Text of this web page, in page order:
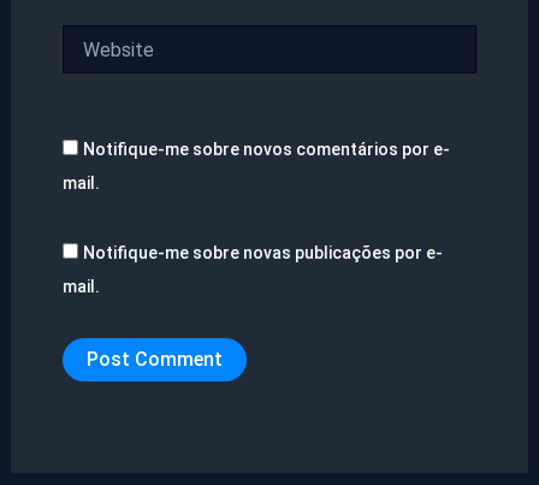
Notifique-me sobre novos comentários por e-
mail.
Notifique-me sobre novas publicações por e-
mail.